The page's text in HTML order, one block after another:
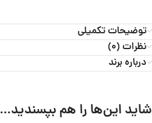
توضیحات تکمیلی
نظرات (0)
درباره برند
شاید این‌ها را هم بپسندید…